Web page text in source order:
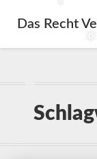
Das Recht